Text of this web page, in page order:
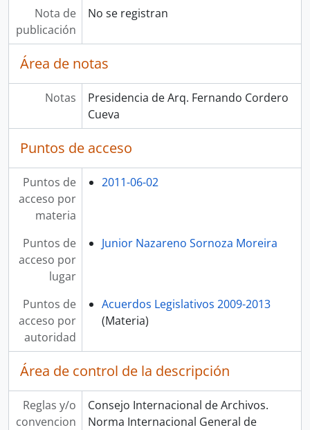
Nota de
publicación
No se registran
Área de notas
Notas
Presidencia de Arq. Fernando Cordero
Cueva
Puntos de acceso
Puntos de
acceso por
materia
2011-06-02
Puntos de
acceso por
lugar
Junior Nazareno Sornoza Moreira
Puntos de
acceso por
autoridad
Acuerdos Legislativos 2009-2013
(Materia)
Área de control de la descripción
Reglas y/o
convencion
Consejo Internacional de Archivos.
Norma Internacional General de